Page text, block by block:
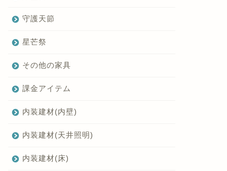
守護天節
星芒祭
その他の家具
課金アイテム
内装建材(内壁)
内装建材(天井照明)
内装建材(床)